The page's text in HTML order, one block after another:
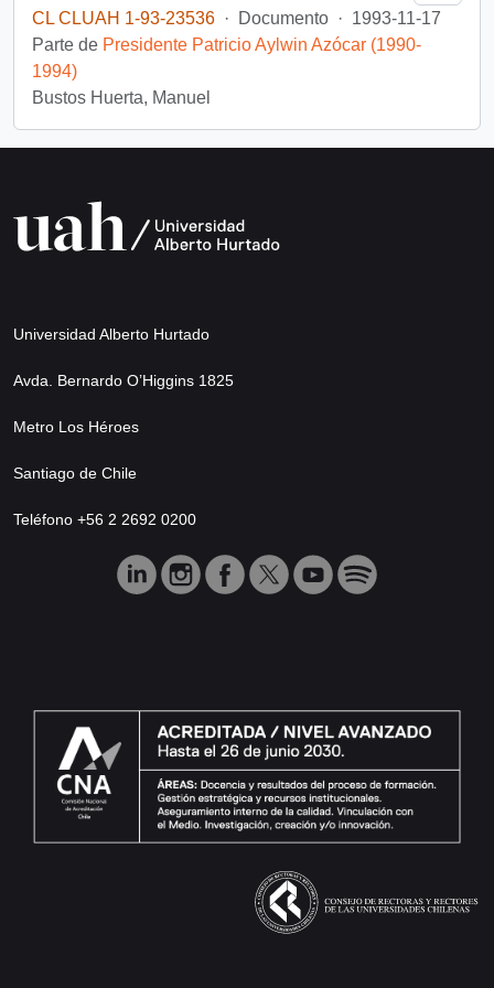
CL CLUAH 1-93-23536 · Documento · 1993-11-17
Parte de Presidente Patricio Aylwin Azócar (1990-
1994)
Bustos Huerta, Manuel
Universidad Alberto Hurtado
Avda. Bernardo O’Higgins 1825
Metro Los Héroes
Santiago de Chile
Teléfono +56 2 2692 0200